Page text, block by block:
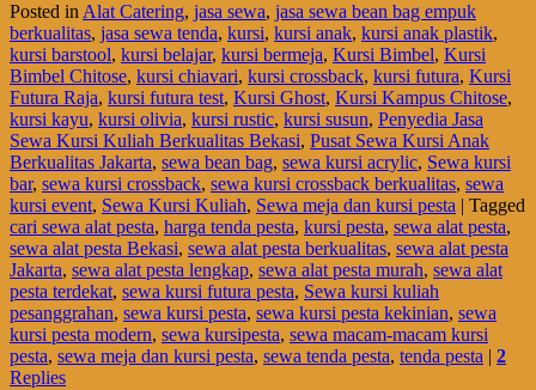
Posted in Alat Catering, jasa sewa, jasa sewa bean bag empuk
berkualitas, jasa sewa tenda, kursi, kursi anak, kursi anak plastik,
kursi barstool, kursi belajar, kursi bermeja, Kursi Bimbel, Kursi
Bimbel Chitose, kursi chiavari, kursi crossback, kursi futura, Kursi
Futura Raja, kursi futura test, Kursi Ghost, Kursi Kampus Chitose,
kursi kayu, kursi olivia, kursi rustic, kursi susun, Penyedia Jasa
Sewa Kursi Kuliah Berkualitas Bekasi, Pusat Sewa Kursi Anak
Berkualitas Jakarta, sewa bean bag, sewa kursi acrylic, Sewa kursi
bar, sewa kursi crossback, sewa kursi crossback berkualitas, sewa
kursi event, Sewa Kursi Kuliah, Sewa meja dan kursi pesta | Tagged
cari sewa alat pesta, harga tenda pesta, kursi pesta, sewa alat pesta,
sewa alat pesta Bekasi, sewa alat pesta berkualitas, sewa alat pesta
Jakarta, sewa alat pesta lengkap, sewa alat pesta murah, sewa alat
pesta terdekat, sewa kursi futura pesta, Sewa kursi kuliah
pesanggrahan, sewa kursi pesta, sewa kursi pesta kekinian, sewa
kursi pesta modern, sewa kursipesta, sewa macam-macam kursi
pesta, sewa meja dan kursi pesta, sewa tenda pesta, tenda pesta | 2
Replies